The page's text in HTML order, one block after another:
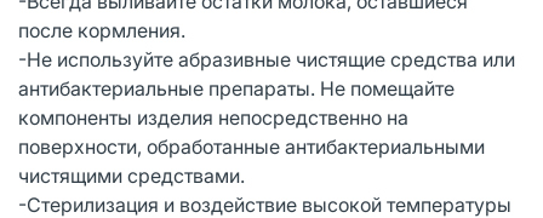
после кормления.
-Не используйте абразивные чистящие средства или
антибактериальные препараты. Не помещайте
компоненты изделия непосредственно на
поверхности, обработанные антибактериальными
чистящими средствами.
-Стерилизация и воздействие высокой температуры